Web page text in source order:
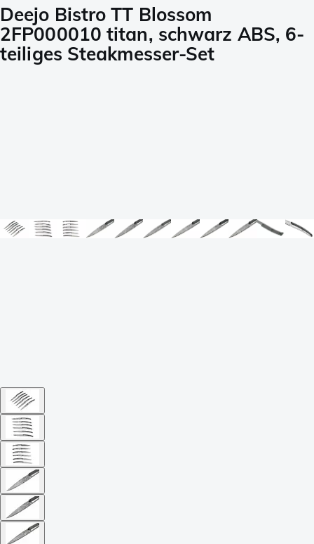
Deejo Bistro TT Blossom
2FP000010 titan, schwarz ABS, 6-
teiliges Steakmesser-Set